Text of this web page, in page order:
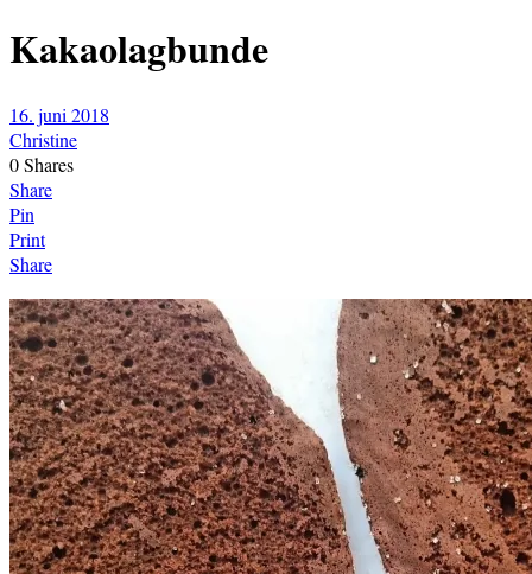
Kakaolagbunde
16. juni 2018
Christine
0Shares
Share
Pin
Print
Share